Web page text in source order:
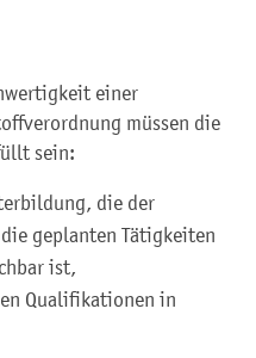
einer
müssen die
sein:
die der
geplanten Tätigkeiten
ist,
Qualifikationen in